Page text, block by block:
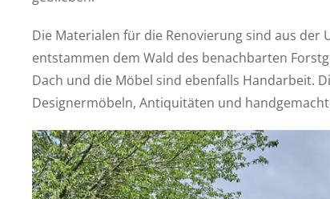
Die Materialen für die Renovierung sind aus der
entstammen dem Wald des benachbarten
Dach und die Möbel sind ebenfalls Handarbeit.
Designermöbeln, Antiquitäten und